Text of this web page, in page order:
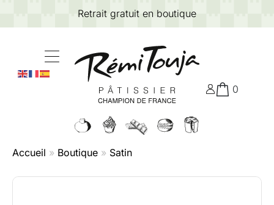
Retrait gratuit en boutique
0
Accueil » Boutique » Satin